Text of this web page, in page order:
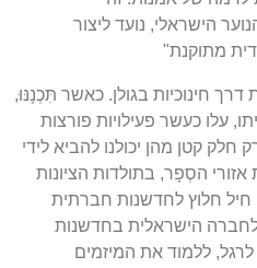
הישראלי, נועד ליצור
מתוקנת"
חינוכיות בגולן. כאשר תִּכְנָנּוּ,
עלו כעשר פעילויות פורצות
קטן מהן יכולנו להביא לידי
הסְפָר, בתולדות הציונות
חיל חלוץ לחדשנות חברתית
לחברה הישראלית בחדשנות
לרגל, ללמוד את המיזמים